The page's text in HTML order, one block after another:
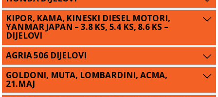
KIPOR, KAMA, KINESKI DIESEL MOTORI,
YANMAR JAPAN – 3.8 KS, 5.4 KS, 8.6 KS –
DIJELOVI
AGRIA 506 DIJELOVI
GOLDONI, MUTA, LOMBARDINI, ACMA,
21.MAJ